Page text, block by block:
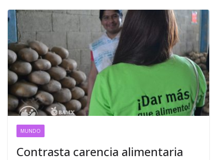
MUNDO
Contrasta carencia alimentaria